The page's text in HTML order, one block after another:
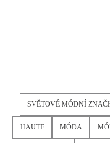
SVĚTOVÉ MÓDNÍ
HAUTE MÓDA